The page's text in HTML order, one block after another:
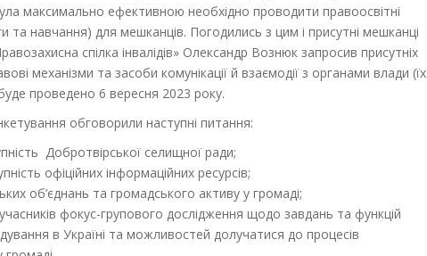
максимально ефективною необхідно проводити правоосвітні
та навчання) для мешканців. Погодились з цим і присутні мешканці
спілка інвалідів» Олександр Вознюк запросив присутніх
механізми та засоби комунікації й взаємодії з органами влади (їх
проведено 6 вересня 2023 року.
обговорили наступні питання:
Добротвірської селищної ради;
офіційних інформаційних ресурсів;
об’єднань та громадського активу у громаді;
фокус-групового дослідження щодо завдань та функцій
в Україні та можливостей долучатися до процесів